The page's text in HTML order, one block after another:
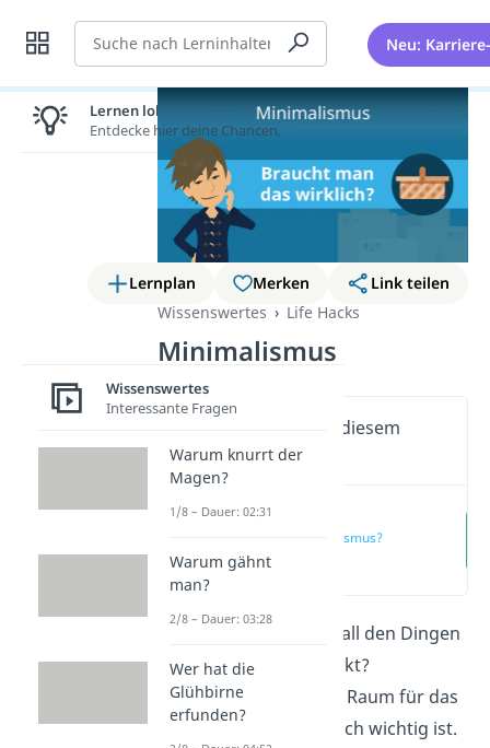
Suche Neu:
Lernplan Merken
Link teilen
Wissenswertes
Life Hacks
Minimalismus
Wichtige Inhalte in diesem
Video
Minimalismus?
Fühlst du dich oft von all den Dingen
um dich herum erdrückt?
Minimalismus
hilft dir Raum für das
zu schaffen, was wirklich wichtig ist.
Lernen lohnt sich!
Entdecke hier deine Chancen.
Wissenswertes
Interessante Fragen
Warum knurrt der
Magen?
1/8 – Dauer: 02:31
Warum gähnt
man?
2/8 – Dauer: 03:28
Wer hat die
Glühbirne
erfunden?